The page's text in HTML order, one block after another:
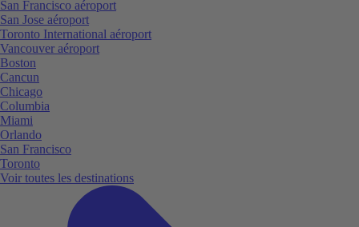
San Francisco aéroport
San Jose aéroport
Toronto International aéroport
Vancouver aéroport
Boston
Cancun
Chicago
Columbia
Miami
Orlando
San Francisco
Toronto
Voir toutes les destinations